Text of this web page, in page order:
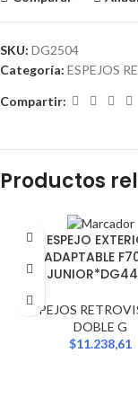
SKU: DG2504
Categoría: ESPEJOS
Compartir:
Productos
ESPEJO
ADAPTABLE
ESPEJOS
DOBLE G
$11.238,61